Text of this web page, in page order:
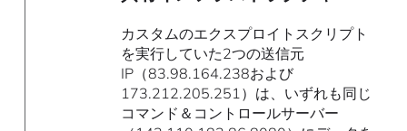
カスタムのエクスプロイトスクリプト
を実行していた2つの送信元
IP（83.98.164.238および
173.212.205.251）は、いずれも同じ
コマンド＆コントロールサーバー